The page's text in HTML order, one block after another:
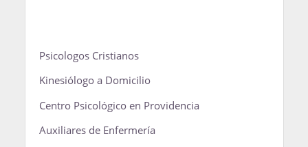
Psicologos Cristianos
Kinesiólogo a Domicilio
Centro Psicológico en Providencia
Auxiliares de Enfermería